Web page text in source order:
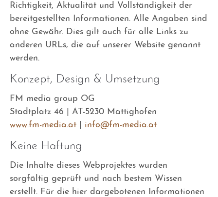
Richtigkeit, Aktualität und Vollständigkeit der
bereitgestellten Informationen. Alle Angaben sind
ohne Gewähr. Dies gilt auch für alle Links zu
anderen URLs, die auf unserer Website genannt
werden.
Konzept, Design & Umsetzung
FM media group OG
Stadtplatz 46 | AT-5230 Mattighofen
www.fm-media.at
info@fm-media.at
Keine Haftung
Die Inhalte dieses Webprojektes wurden
sorgfältig geprüft und nach bestem Wissen
erstellt. Für die hier dargebotenen Informationen